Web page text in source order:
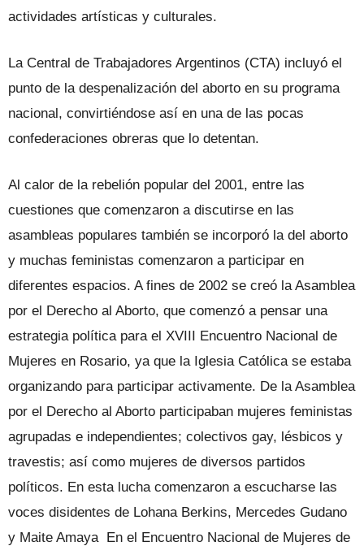
actividades artísticas y culturales.
La Central de Trabajadores Argentinos (CTA) incluyó el
punto de la despenalización del aborto en su programa
nacional, convirtiéndose así en una de las pocas
confederaciones obreras que lo detentan.
Al calor de la rebelión popular del 2001, entre las
cuestiones que comenzaron a discutirse en las
asambleas populares también se incorporó la del aborto
y muchas feministas comenzaron a participar en
diferentes espacios. A fines de 2002 se creó la Asamblea
por el Derecho al Aborto, que comenzó a pensar una
estrategia política para el XVIII Encuentro Nacional de
Mujeres en Rosario, ya que la Iglesia Católica se estaba
organizando para participar activamente. De la Asamblea
por el Derecho al Aborto participaban mujeres feministas
agrupadas e independientes; colectivos gay, lésbicos y
travestis; así como mujeres de diversos partidos
políticos. En esta lucha comenzaron a escucharse las
voces disidentes de Lohana Berkins, Mercedes Gudano
y Maite Amaya En el Encuentro Nacional de Mujeres de